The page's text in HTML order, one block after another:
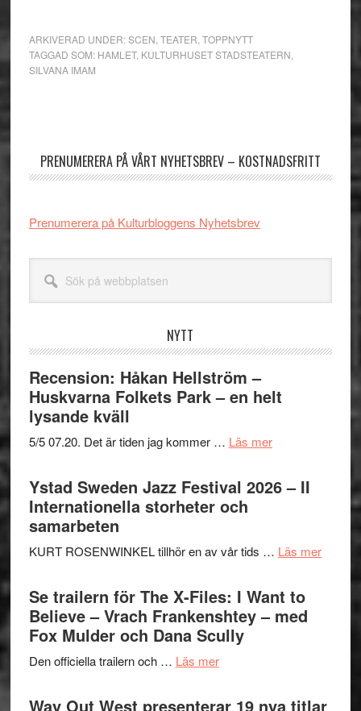
ARKIVERAD UNDER:SCEN TEATER TOPPNYTT
TAGGAD SOM: HAMLET, KULTURHUSET STADSTEATERN
SILVANA IMAM
PRENUMERERA PÅ VÅRT NYHETSBREV – KOSTNADSFRITT
Prenumerera på Kulturbloggens Nyhetsbrev
webbplatsen
NYTT
Recension: Håkan Hellström –
Huskvarna Folkets Park – en helt
lysande kväll
5/5 07.20. Det är tiden jag kommer … Läs merom
Håkan
Hellström
Folkets
–
en
Ystad Sweden Jazz Festival 2026 – II
Internationella storheter och
samarbeten
KURT ROSENWINKEL tillhör en av vår tids … Läs merom
Se trailern för The X-Files: I Want to
Believe – Vrach Frankenshtey – med
Fox Mulder och Dana Scully
Den officiella trailern och … Läs merom
trailern
Way Out West presenterar 19 nya titlar